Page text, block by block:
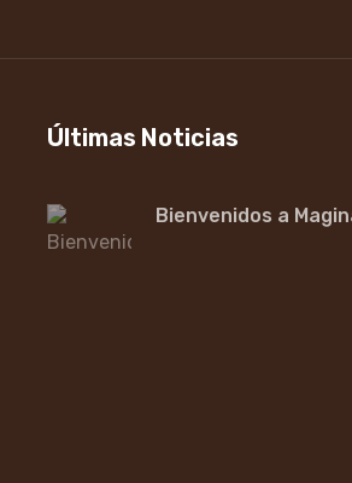
Últimas Noticias
Bienvenidos a